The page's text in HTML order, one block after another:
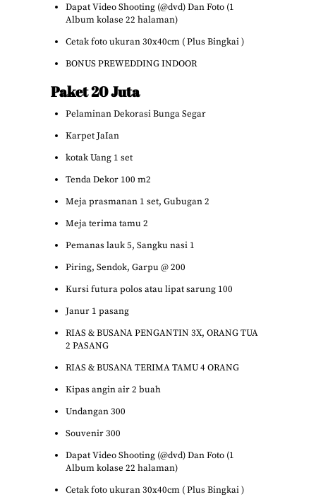
Dapat Video Shooting (@dvd) Dan Foto (1
Album kolase 22 halaman)
Cetak foto ukuran 30x40cm ( Plus Bingkai )
BONUS PREWEDDING INDOOR
Paket 20 Juta
Pelaminan Dekorasi Bunga Segar
Karpet JaIan
kotak Uang 1 set
Tenda Dekor 100 m2
Meja prasmanan 1 set, Gubugan 2
Meja terima tamu 2
Pemanas lauk 5, Sangku nasi 1
Piring, Sendok, Garpu @ 200
Kursi futura polos atau lipat sarung 100
Janur 1 pasang
RIAS & BUSANA PENGANTIN 3X, ORANG TUA
2 PASANG
RIAS & BUSANA TERIMA TAMU 4 ORANG
Kipas angin air 2 buah
Undangan 300
Souvenir 300
Dapat Video Shooting (@dvd) Dan Foto (1
Album kolase 22 halaman)
Cetak foto ukuran 30x40cm ( Plus Bingkai )